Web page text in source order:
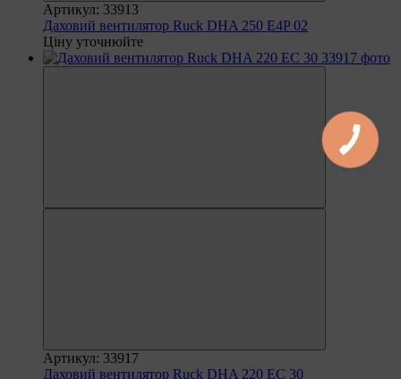
Артикул: 33913
Даховий вентилятор Ruck DHA 250 E4P 02
Ціну уточнюйте
Артикул: 33917
Даховий вентилятор Ruck DHA 220 EC 30